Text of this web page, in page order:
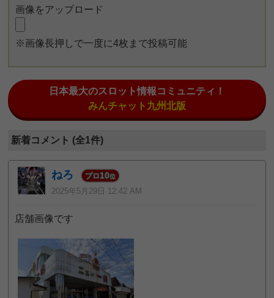
画像をアップロード
※画像長押しで一度に4枚まで投稿可能
日本最大のスロット情報コミュニティ！
みんチャット九州北版
新着コメント (全1件)
ねろ プロ10位
2025年5月29日 12:42 AM
店舗画像です